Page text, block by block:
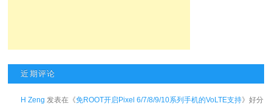
近期评论
H Zeng 发表在《免ROOT开启Pixel 6/7/8/9/10系列手机的VoLTE支持》好分